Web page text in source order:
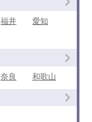
福井
愛知
奈良 和歌山